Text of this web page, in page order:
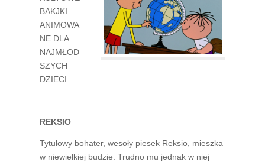
BAKJKI
ANIMOWA
NE DLA
NAJMŁOD
SZYCH
DZIECI.
REKSIO
Tytułowy bohater, wesoły piesek Reksio, mieszka
w niewielkiej budzie. Trudno mu jednak w niej